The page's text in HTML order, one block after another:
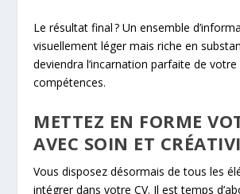
Le résultat final ? Un ensemble
visuellement léger mais riche en
deviendra l’incarnation parfaite de
compétences.
METTEZ EN FORME
AVEC SOIN ET
Vous disposez désormais de tous les
intégrer dans votre CV. Il est temps